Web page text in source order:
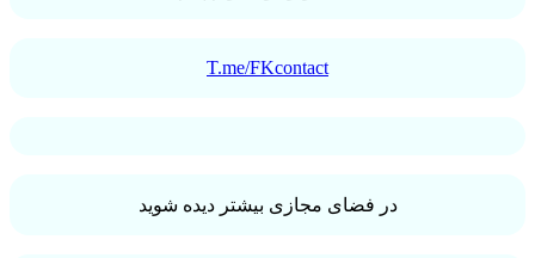
T.me/FKcontact
در فضای مجازی بیشتر دیده شوید